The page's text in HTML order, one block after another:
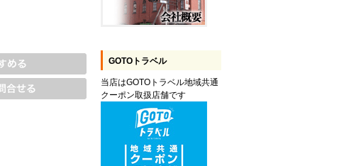
GOTOトラベル
当店はGOTOトラベル地域共通
クーポン取扱店舗です